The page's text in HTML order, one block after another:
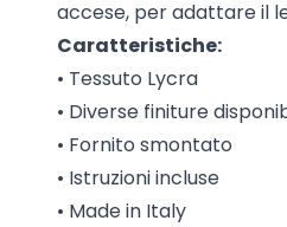
accese, per adattare il
Caratteristiche:
• Tessuto Lycra
• Diverse finiture
• Fornito smontato
• Istruzioni incluse
• Made in Italy